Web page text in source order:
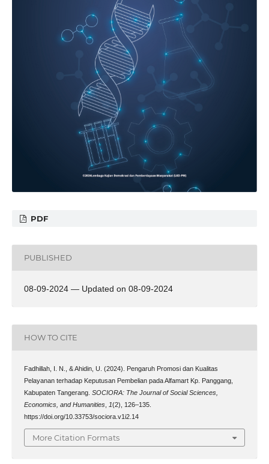
PDF
PUBLISHED
08-09-2024 — Updated on 08-09-2024
HOW TO CITE
Fadhillah, I. N., & Ahidin, U. (2024). Pengaruh Promosi dan Kualitas
Pelayanan terhadap Keputusan Pembelian pada Alfamart Kp. Panggang,
Kabupaten Tangerang. SOCIORA: The Journal of Social Sciences,
Economics, and Humanities, 1(2), 126–135.
https://doi.org/10.33753/sociora.v1i2.14
More Citation Formats